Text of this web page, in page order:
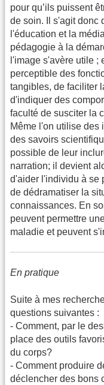
pour qu’ils puissent
de soin. Il s'agit donc
l'éducation et la
pédagogie à la
l'image s'avère utile ;
perceptible des
tangibles, de faciliter
d'indiquer des
faculté de susciter la
Même l'on utilise des
des savoirs
possible de leur
narration; il devient
d'aider l'individu à se
de dédramatiser la
connaissances. En
peuvent permettre
maladie et peuvent
En pratique
Suite à mes
questions suivantes :
- Comment, par le
place des outils
du corps?
- Comment produire
déclencher des bons